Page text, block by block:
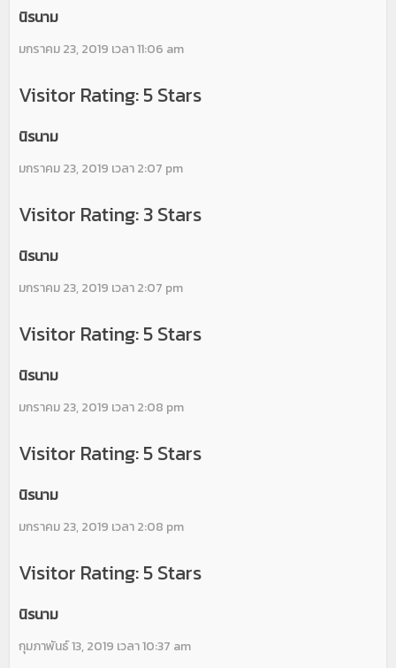
นิรนาม
มกราคม 23, 2019 เวลา 11:06 am
Visitor Rating: 5 Stars
นิรนาม
มกราคม 23, 2019 เวลา 2:07 pm
Visitor Rating: 3 Stars
นิรนาม
มกราคม 23, 2019 เวลา 2:07 pm
Visitor Rating: 5 Stars
นิรนาม
มกราคม 23, 2019 เวลา 2:08 pm
Visitor Rating: 5 Stars
นิรนาม
มกราคม 23, 2019 เวลา 2:08 pm
Visitor Rating: 5 Stars
นิรนาม
กุมภาพันธ์ 13, 2019 เวลา 10:37 am